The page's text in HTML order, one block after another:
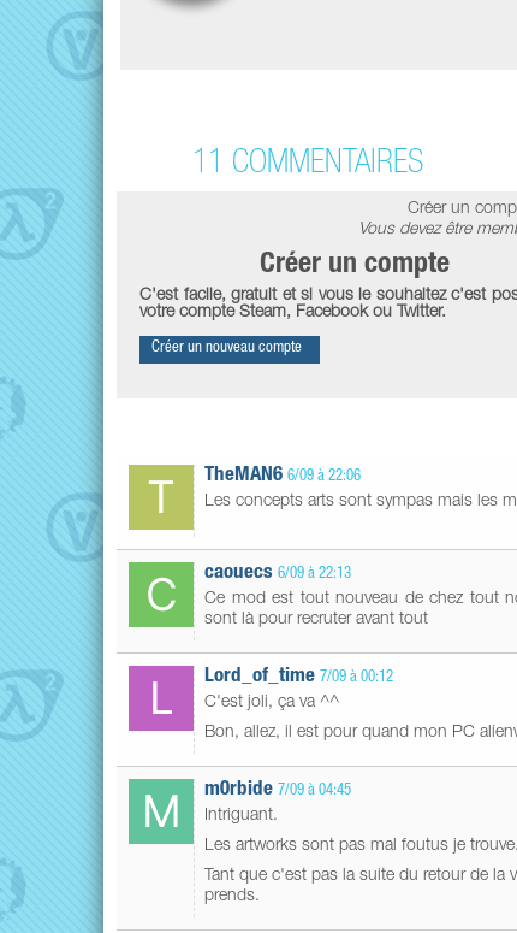
11 COMMENTAIRES
Créer un
Vous devez être
Créer un compte
C'est facile, gratuit et si vous le souhaitez c'est
votre compte Steam, Facebook ou Twitter.
Créer un nouveau compte
TheMAN6 6/09 à 22:06
Les concepts arts sont sympas mais les
caouecs 6/09 à 22:13
Ce mod est tout nouveau de chez tout
sont là pour recruter avant tout
Lord_of_time 7/09 à 00:12
C'est joli, ça va ^^
Bon, allez, il est pour quand mon PC
m0rbide 7/09 à 04:45
Intriguant.
Les artworks sont pas mal foutus je trouve.
Tant que c'est pas la suite du retour de
prends.